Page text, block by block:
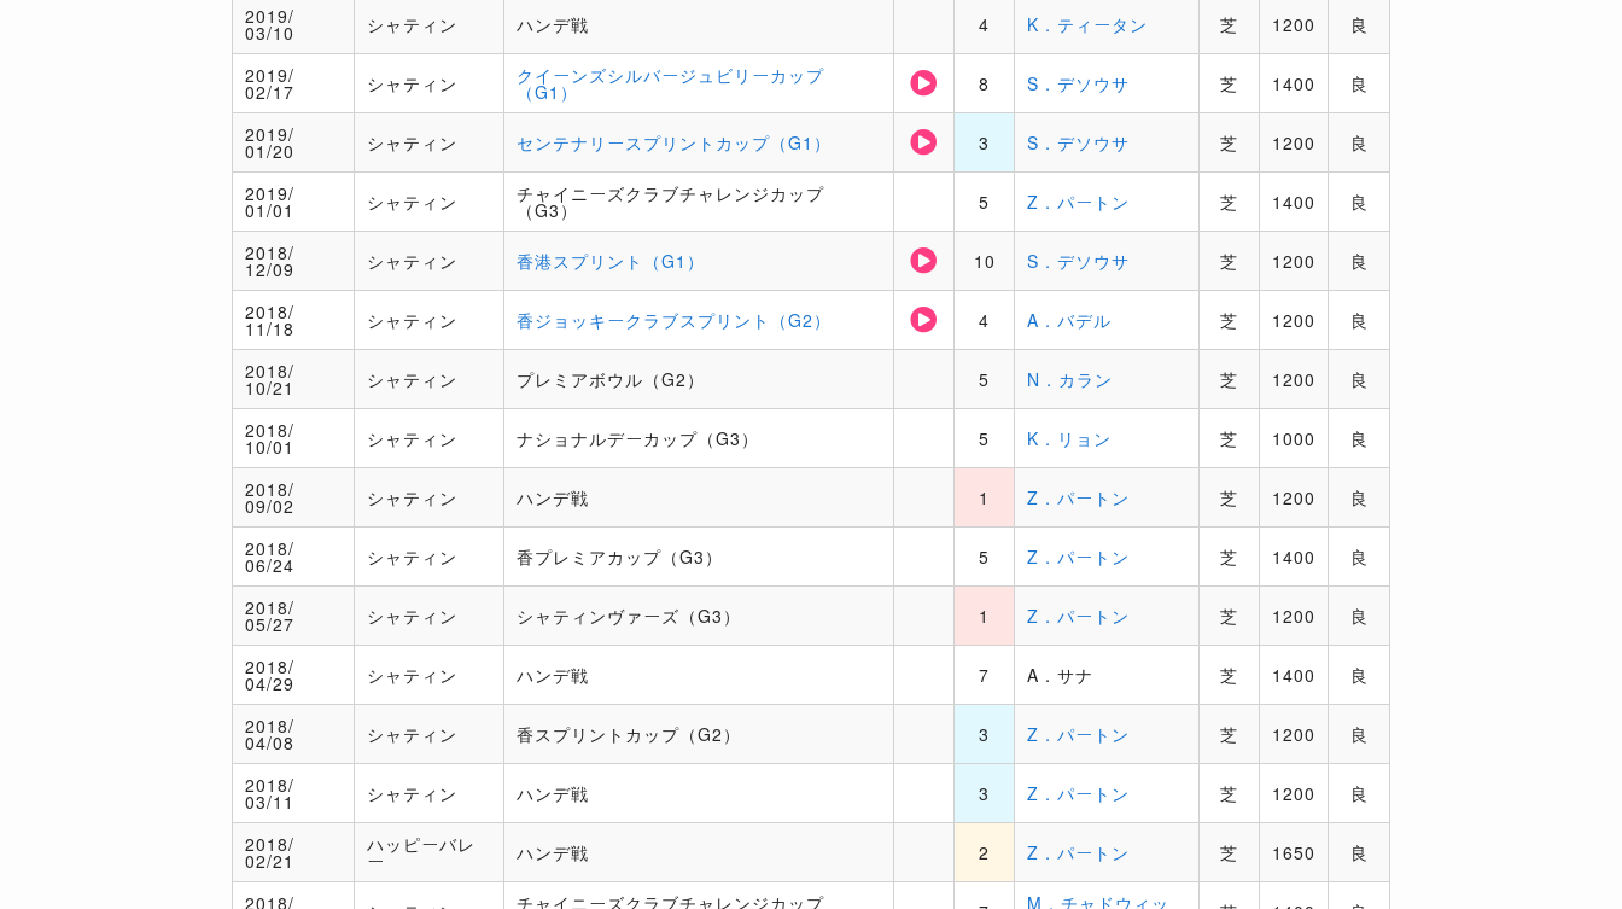
2019/
03/10 シャティン ハンデ戦 4 K．ティータン 芝 1200 良
2019/
02/17 シャティン クイーンズシルバージュビリーカップ
（G1） 8 S．デソウサ 芝 1400 良
2019/
01/20 シャティン センテナリースプリントカップ（G1） 3 S．デソウサ 芝 1200 良
2019/
01/01 シャティン チャイニーズクラブチャレンジカップ
（G3） 5 Z．パートン 芝 1400 良
2018/
12/09 シャティン 香港スプリント（G1） 10 S．デソウサ 芝 1200 良
2018/
11/18 シャティン 香ジョッキークラブスプリント（G2） 4 A．バデル 芝 1200 良
2018/
10/21 シャティン プレミアボウル（G2） 5 N．カラン 芝 1200 良
2018/
10/01 シャティン ナショナルデーカップ（G3） 5 K．リョン 芝 1000 良
2018/
09/02 シャティン ハンデ戦 1 Z．パートン 芝 1200 良
2018/
06/24 シャティン 香プレミアカップ（G3） 5 Z．パートン 芝 1400 良
2018/
05/27 シャティン シャティンヴァーズ（G3） 1 Z．パートン 芝 1200 良
2018/
04/29 シャティン ハンデ戦 7 A．サナ 芝 1400 良
2018/
04/08 シャティン 香スプリントカップ（G2） 3 Z．パートン 芝 1200 良
2018/
03/11 シャティン ハンデ戦 3 Z．パートン 芝 1200 良
2018/
02/21
ハッピーバレ
ー ハンデ戦 2 Z．パートン 芝 1650 良
2018/ チャイニーズクラブチャレンジカップ M．チャドウィッ